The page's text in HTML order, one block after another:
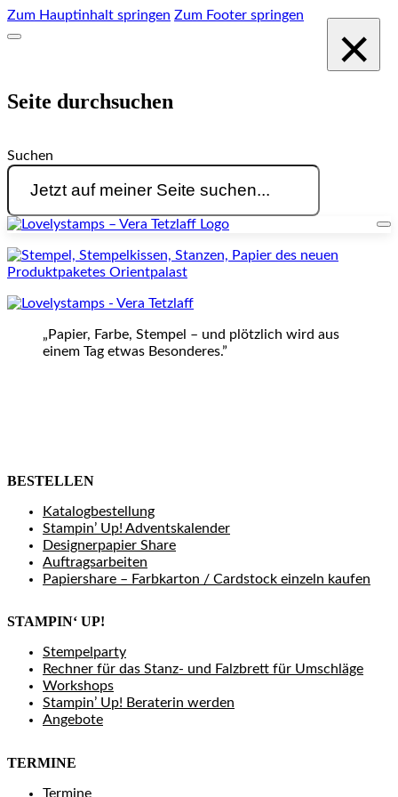
Zum Hauptinhalt springen Zum Footer springen
Seite durchsuchen
Suchen
×
„Papier, Farbe, Stempel – und plötzlich wird aus
einem Tag etwas Besonderes.”
BESTELLEN
Katalogbestellung
Stampin’ Up! Adventskalender
Designerpapier Share
Auftragsarbeiten
Papiershare – Farbkarton / Cardstock einzeln kaufen
STAMPIN‘ UP!
Stempelparty
Rechner für das Stanz- und Falzbrett für Umschläge
Workshops
Stampin’ Up! Beraterin werden
Angebote
TERMINE
Termine